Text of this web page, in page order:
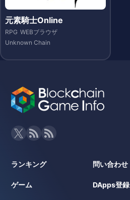
元素騎士Online
RPG WEBブラウザ
Unknown Chain
ランキング
ゲーム
問い合わせ
DApps登録